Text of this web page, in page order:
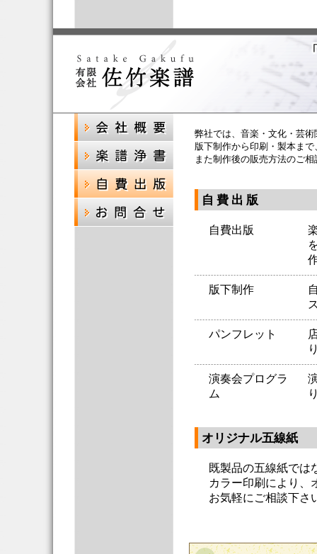
弊社では、音楽・文化・芸
版下制作から印刷・製本ま
また制作後の販売方法のご
自 費 出 版
自費出版
版下制作
パンフレット
演奏会プログラ
ム
オリジナル五線紙
既製品の五線紙では
カラー印刷により、
お気軽にご相談下さ